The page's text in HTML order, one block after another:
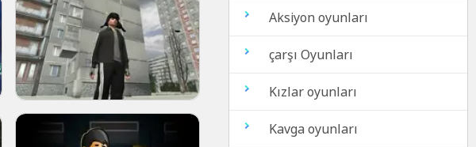
Aksiyon oyunları
çarşı Oyunları
Kızlar oyunları
Kavga oyunları